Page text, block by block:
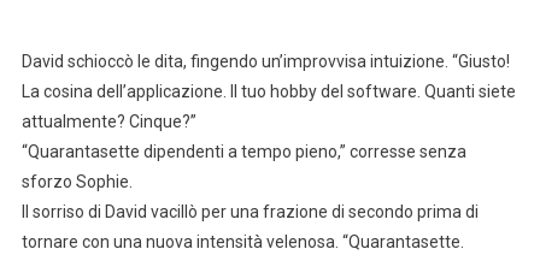
David schioccò le dita, fingendo un’improvvisa intuizione. “Giusto!
La cosina dell’applicazione. Il tuo hobby del software. Quanti siete
attualmente? Cinque?”
“Quarantasette dipendenti a tempo pieno,” corresse senza
sforzo Sophie.
Il sorriso di David vacillò per una frazione di secondo prima di
tornare con una nuova intensità velenosa. “Quarantasette.